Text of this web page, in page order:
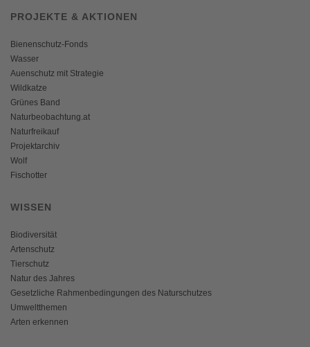
PROJEKTE & AKTIONEN
Bienenschutz-Fonds
Wasser
Auenschutz mit Strategie
Wildkatze
Grünes Band
Naturbeobachtung.at
Naturfreikauf
Projektarchiv
Wolf
Fischotter
WISSEN
Biodiversität
Artenschutz
Tierschutz
Natur des Jahres
Gesetzliche Rahmenbedingungen des Naturschutzes
Umweltthemen
Arten erkennen